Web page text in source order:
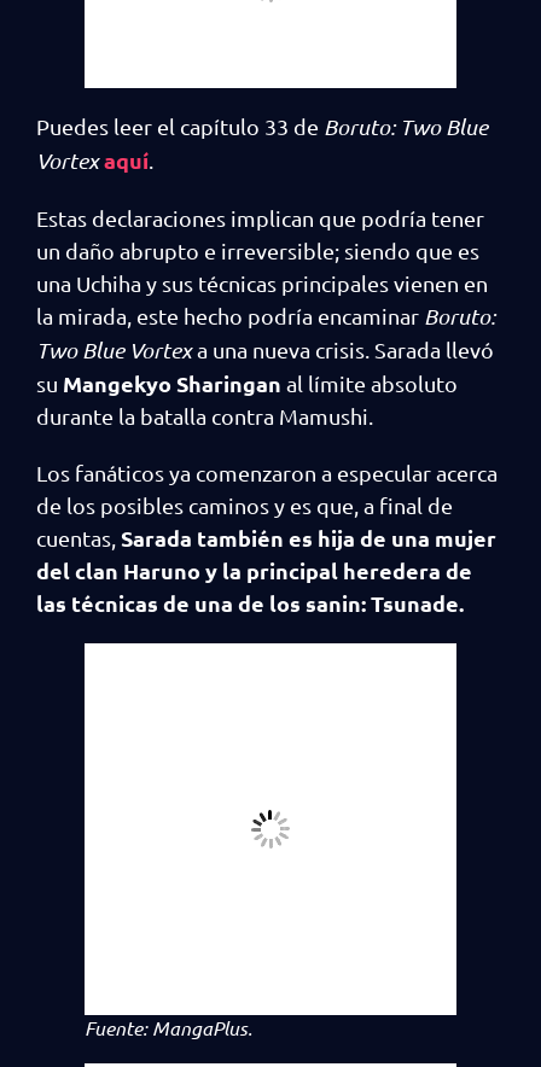
Puedes leer el capítulo 33 de Boruto: Two Blue
Vortexaquí
Estas declaraciones implican que podría tener
un daño abrupto e irreversible; siendo que es
una Uchiha y sus técnicas principales vienen en
la mirada, este hecho podría encaminar Boruto:
Two Blue Vortexa una nueva crisis. Sarada llevó
su Mangekyo Sharingan al límite absoluto
durante la batalla contra Mamushi.
Los fanáticos ya comenzaron a especular acerca
de los posibles caminos y es que, a final de
cuentas, Sarada también es hija de una mujer
del clan Haruno y la principal heredera de
las técnicas de una de los sanin: Tsunade.
Fuente: MangaPlus.